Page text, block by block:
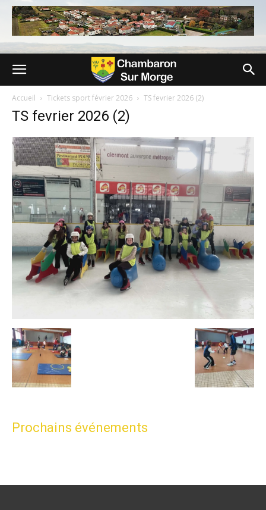
Accueil Tickets sport février 2026 TS fevrier 2026 (2)
TS fevrier 2026 (2)
Prochains événements